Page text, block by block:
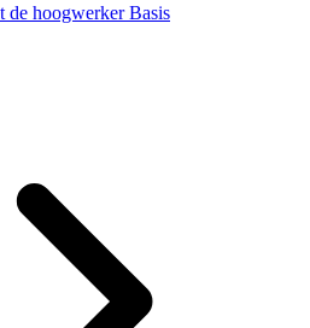
de hoogwerker Basis